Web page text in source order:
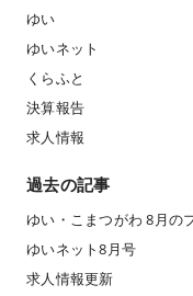
ゆい
ゆいネット
くらふと
決算報告
求人情報
過去の記事
ゆい・こまつがわ 8月の
ゆいネット8月号
求人情報更新